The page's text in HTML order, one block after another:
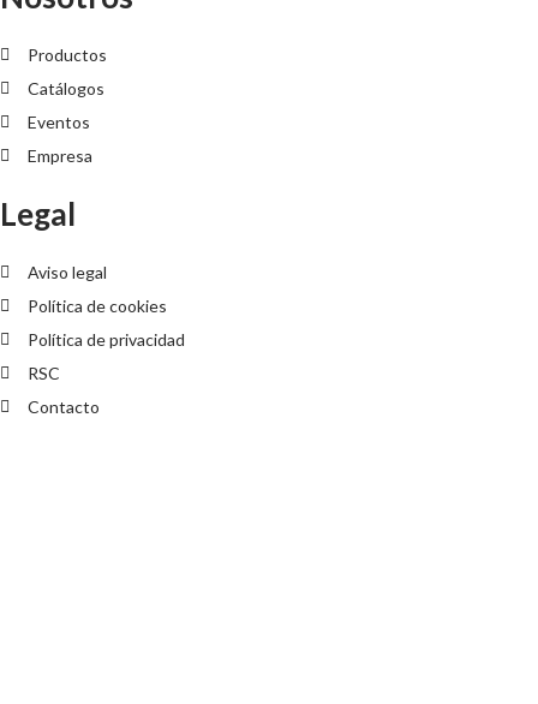
Productos
Catálogos
Eventos
Empresa
Legal
Aviso legal
Política de cookies
Política de privacidad
RSC
Contacto